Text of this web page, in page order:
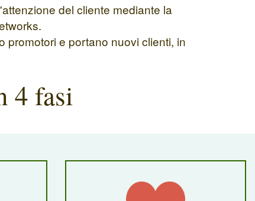
del cliente mediante la
promotori e portano nuovi clienti, in
4 fasi